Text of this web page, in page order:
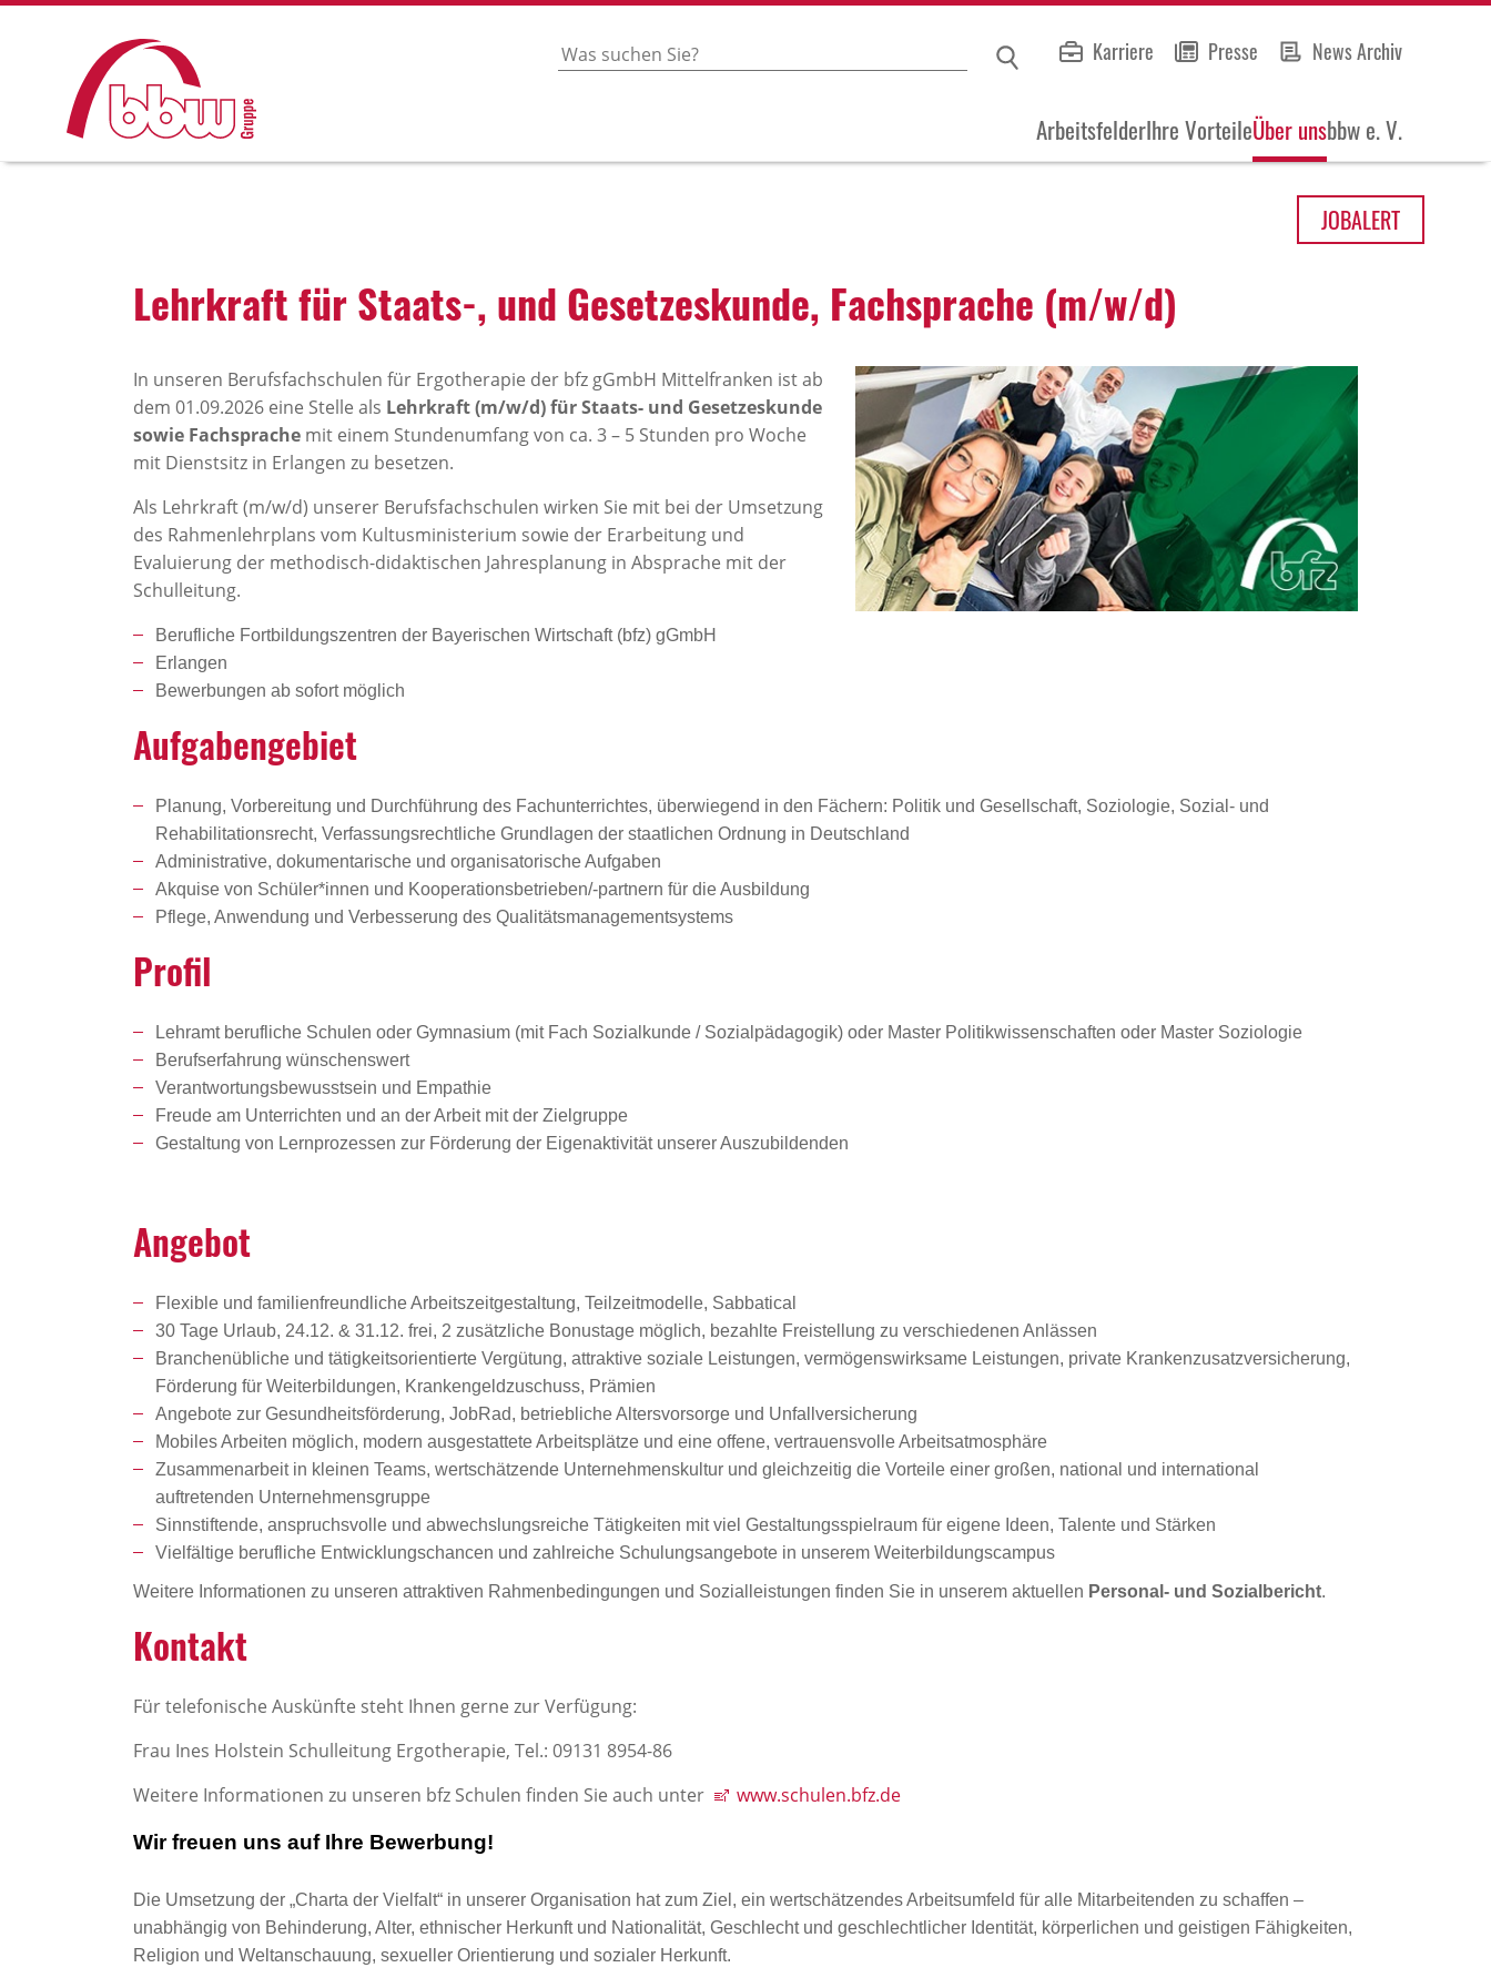
Karriere Presse News Archiv
ArbeitsfelderIhre VorteileÜber unsbbw e. V.
JOBALERT
Lehr­kraft für Staats-, und Geset­zes­kunde, Fach­sprache (m/w/d)
In unseren Berufsfachschulen für Ergotherapie der bfz gGmbH Mittelfranken ist ab
dem 01.09.2026 eine Stelle als Lehrkraft (m/w/d) für Staats- und Gesetzeskunde
sowie Fachsprache mit einem Stundenumfang von ca. 3 – 5 Stunden pro Woche
mit Dienstsitz in Erlangen zu besetzen.
Als Lehrkraft (m/w/d) unserer Berufsfachschulen wirken Sie mit bei der Umsetzung
des Rahmenlehrplans vom Kultusministerium sowie der Erarbeitung und
Evaluierung der methodisch-didaktischen Jahresplanung in Absprache mit der
Schulleitung.
Berufliche Fortbildungszentren der Bayerischen Wirtschaft (bfz) gGmbH
Erlangen
Bewerbungen ab sofort möglich
Aufga­ben­ge­biet
Planung, Vorbereitung und Durchführung des Fachunterrichtes, überwiegend in den Fächern: Politik und Gesellschaft, Soziologie, Sozial- und
Rehabilitationsrecht, Verfassungsrechtliche Grundlagen der staatlichen Ordnung in Deutschland
Administrative, dokumentarische und organisatorische Aufgaben
Akquise von Schüler*innen und Kooperationsbetrieben/-partnern für die Ausbildung
Pflege, Anwendung und Verbesserung des Qualitätsmanagementsystems
Profil
Lehramt berufliche Schulen oder Gymnasium (mit Fach Sozialkunde / Sozialpädagogik) oder Master Politikwissenschaften oder Master Soziologie
Berufserfahrung wünschenswert
Verantwortungsbewusstsein und Empathie
Freude am Unterrichten und an der Arbeit mit der Zielgruppe
Gestaltung von Lernprozessen zur Förderung der Eigenaktivität unserer Auszubildenden
Angebot
Flexible und familienfreundliche Arbeitszeitgestaltung, Teilzeitmodelle, Sabbatical
30 Tage Urlaub, 24.12. & 31.12. frei, 2 zusätzliche Bonustage möglich, bezahlte Freistellung zu verschiedenen Anlässen
Branchenübliche und tätigkeitsorientierte Vergütung, attraktive soziale Leistungen, vermögenswirksame Leistungen, private Krankenzusatzversicherung,
Förderung für Weiterbildungen, Krankengeldzuschuss, Prämien
Angebote zur Gesundheitsförderung, JobRad, betriebliche Altersvorsorge und Unfallversicherung
Mobiles Arbeiten möglich, modern ausgestattete Arbeitsplätze und eine offene, vertrauensvolle Arbeitsatmosphäre
Zusammenarbeit in kleinen Teams, wertschätzende Unternehmenskultur und gleichzeitig die Vorteile einer großen, national und international
auftretenden Unternehmensgruppe
Sinnstiftende, anspruchsvolle und abwechslungsreiche Tätigkeiten mit viel Gestaltungsspielraum für eigene Ideen, Talente und Stärken
Vielfältige berufliche Entwicklungschancen und zahlreiche Schulungsangebote in unserem Weiterbildungscampus
Weitere Informationen zu unseren attraktiven Rahmenbedingungen und Sozialleistungen finden Sie in unserem aktuellen Personal- und Sozialbericht.
Kontakt
Für telefonische Auskünfte steht Ihnen gerne zur Verfügung:
Frau Ines Holstein Schulleitung Ergotherapie, Tel.: 09131 8954-86
Weitere Informationen zu unseren bfz Schulen finden Sie auch unter
www.schulen.bfz.de
Wir freuen uns auf Ihre Bewerbung!
Die Umsetzung der „Charta der Vielfalt“ in unserer Organisation hat zum Ziel, ein wertschätzendes Arbeitsumfeld für alle Mitarbeitenden zu schaffen –
unabhängig von Behinderung, Alter, ethnischer Herkunft und Nationalität, Geschlecht und geschlechtlicher Identität, körperlichen und geistigen Fähigkeiten,
Religion und Weltanschauung, sexueller Orientierung und sozialer Herkunft.